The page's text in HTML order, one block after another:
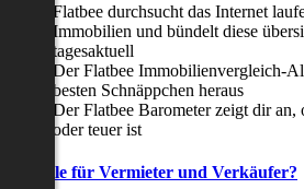
Flatbee durchsucht das Internet
Immobilien und bündelt diese
tagesaktuell
Der Flatbee Immobilienvergleich-
besten Schnäppchen heraus
Der Flatbee Barometer zeigt dir
oder teuer ist
Vorteile für Vermieter und Verkäufer?